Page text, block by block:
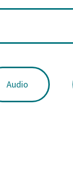
Audio